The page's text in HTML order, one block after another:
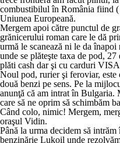
combustibilul în România fiind
Uniunea Europeană.
Mergem apoi către punctul de
grănicerului roman care le dă
urmă le scanează ni le da înapoi
unde se plăteşte taxa de pod,
plăti cash dar şi cu carduri
Noul pod, rurier şi feroviar, este
două benzi pe sens. Pe la
anunţă că am intrat în Bulgaria.
care să ne oprim să schimbăm
Când colo, nimic! Mergem,
oraşul Vidin.
Până la urma decidem să
benzinărie Lukoil unde